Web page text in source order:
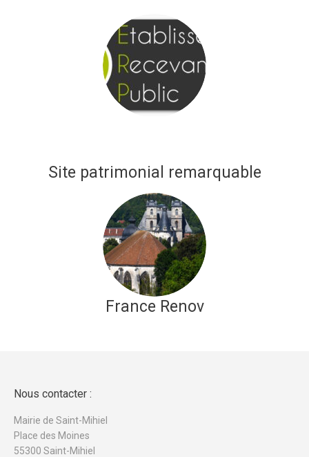
Site patrimonial remarquable
France Renov
Nous contacter :
Mairie de Saint-Mihiel
Place des Moines
55300 Saint-Mihiel